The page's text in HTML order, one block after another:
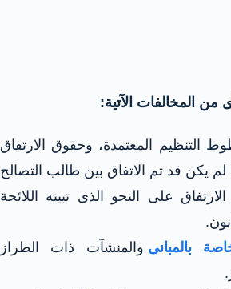
المخالفات الآتية:
التنظيم المعتمدة، وحقوق الارتفاق
لم يكن قد تم الاتفاق بين طالب التصالح
على النحو الذى تبينه اللائحة
بالمبانى والمنشآت ذات الطراز